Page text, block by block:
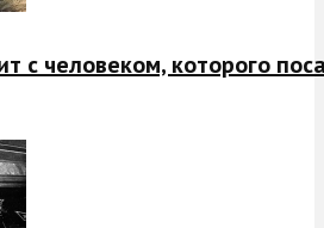
с человеком, которого